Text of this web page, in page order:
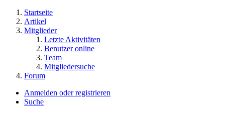
Startseite
Artikel
Mitglieder
Letzte Aktivitäten
Benutzer online
Team
Mitgliedersuche
Forum
Anmelden oder registrieren
Suche